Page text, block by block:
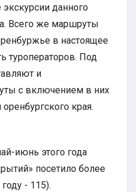
данного
Всего же маршруты
в настоящее
туроператоров. Под
и
с включением в них
края.
июнь этого года
посетило более
- 115).